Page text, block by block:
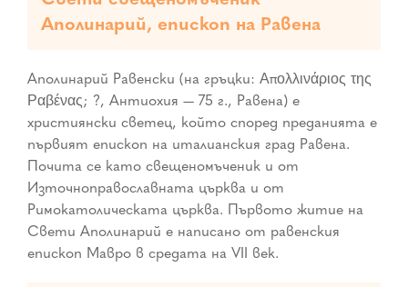
Аполинарий, епископ на Равена
Аполинарий Равенски (на гръцки: Απολλινάριος της
Ραβένας; ?, Антиохия — 75 г., Равена) е
християнски светец, който според преданията е
първият епископ на италианския град Равена.
Почита се като свещеномъченик и от
Източноправославната църква и от
Римокатолическата църква. Първото житие на
Свети Аполинарий е написано от равенския
епископ Мавро в средата на VII век.